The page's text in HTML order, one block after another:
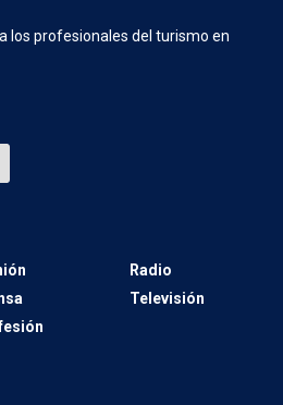
los profesionales del turismo en
Radio
Televisión